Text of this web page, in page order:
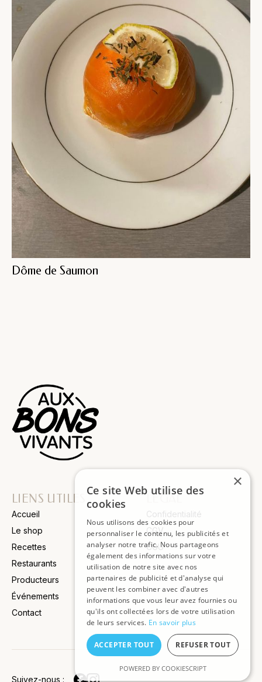
Dôme de Saumon
LIENS UTILES
Accueil
Le shop
Recettes
Restaurants
Producteurs
Événements
Contact
LÉGAL
Confidentialité
CGV
CGU
Suivez-nous :
×
Ce site Web utilise des
cookies
Nous utilisons des cookies pour
personnaliser le contenu, les publicités et
analyser notre trafic. Nous partageons
également des informations sur votre
utilisation de notre site avec nos
partenaires de publicité et d'analyse qui
peuvent les combiner avec d'autres
informations que vous leur avez fournies ou
qu'ils ont collectées lors de votre utilisation
de leurs services. En savoir plus
ACCEPTER TOUT REFUSER TOUT
POWERED BY COOKIESCRIPT